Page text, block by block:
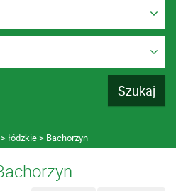
łódzkie Bachorzyn
Bachorzyn